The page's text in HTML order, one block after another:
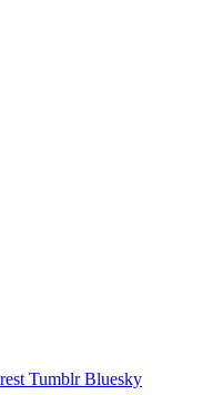
Tumblr Bluesky